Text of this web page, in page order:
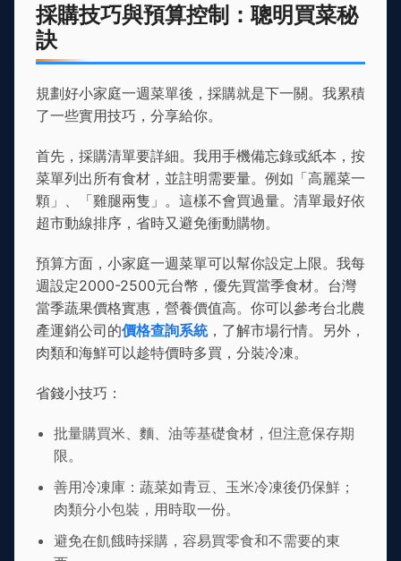
採購技巧與預算控制：聰明買菜秘
訣
規劃好小家庭一週菜單後，採購就是下一關。我累積
了一些實用技巧，分享給你。
首先，採購清單要詳細。我用手機備忘錄或紙本，按
菜單列出所有食材，並註明需要量。例如「高麗菜一
顆」、「雞腿兩隻」。這樣不會買過量。清單最好依
超市動線排序，省時又避免衝動購物。
預算方面，小家庭一週菜單可以幫你設定上限。我每
週設定2000-2500元台幣，優先買當季食材。台灣
當季蔬果價格實惠，營養價值高。你可以參考台北農
產運銷公司的價格查詢系統，了解市場行情。另外，
肉類和海鮮可以趁特價時多買，分裝冷凍。
省錢小技巧：
批量購買米、麵、油等基礎食材，但注意保存期
限。
善用冷凍庫：蔬菜如青豆、玉米冷凍後仍保鮮；
肉類分小包裝，用時取一份。
避免在飢餓時採購，容易買零食和不需要的東